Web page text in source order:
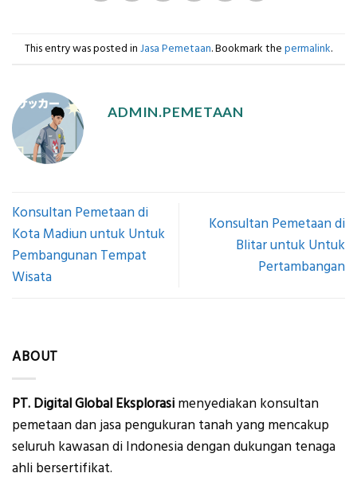
This entry was posted in Jasa Pemetaan. Bookmark the permalink.
ADMIN.PEMETAAN
Konsultan Pemetaan di
Kota Madiun untuk Untuk
Pembangunan Tempat
Wisata
Konsultan Pemetaan di
Blitar untuk Untuk
Pertambangan
ABOUT
PT. Digital Global Eksplorasi menyediakan konsultan
pemetaan dan jasa pengukuran tanah yang mencakup
seluruh kawasan di Indonesia dengan dukungan tenaga
ahli bersertifikat.